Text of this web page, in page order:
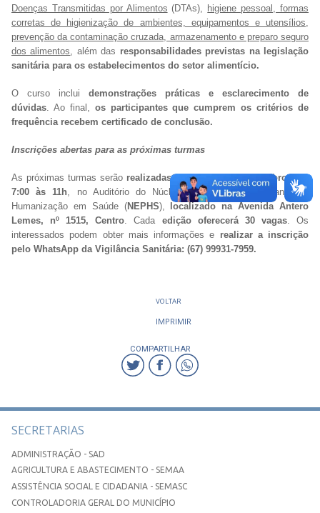
Doenças Transmitidas por Alimentos (DTAs), higiene pessoal, formas
corretas de higienização de ambientes, equipamentos e utensílios,
prevenção da contaminação cruzada, armazenamento e preparo seguro
dos alimentos , além das responsabilidades previstas na legislação
sanitária para os estabelecimentos do setor alimentício.
O curso inclui demonstrações práticas e esclarecimento de
dúvidas . Ao final, os participantes que cumprem os critérios de
frequência recebem certificado de conclusão.
Inscrições abertas para as próximas turmas
As próximas turmas serão realizadas nos dias 30 de setembro, das
7:00 às 11h, no Auditório do Núcleo de Educação Permanente,
Humanização em Saúde (NEPHS),
localizado na Avenida Antero
Lemes, nº 1515, Centro. Cada edição oferecerá 30 vagas. Os
interessados podem obter mais informações e realizar a inscrição
pelo WhatsApp da Vigilância Sanitária: (67) 99931-7959.
VOLTAR
IMPRIMIR
COMPARTILHAR
SECRETARIAS
ADMINISTRAÇÃO - SAD
AGRICULTURA E ABASTECIMENTO - SEMAA
ASSISTÊNCIA SOCIAL E CIDADANIA - SEMASC
CONTROLADORIA GERAL DO MUNICÍPIO